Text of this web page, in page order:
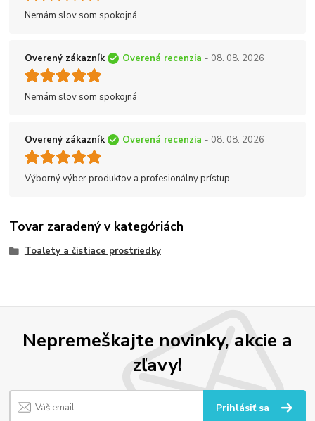
Nemám slov som spokojná
Overený zákazník Overená recenzia - 08. 08. 2026
Nemám slov som spokojná
Overený zákazník Overená recenzia - 08. 08. 2026
Výborný výber produktov a profesionálny prístup.
Tovar zaradený v kategóriách
Toalety a čistiace prostriedky
Nepremeškajte novinky, akcie a
zľavy!
Prihlásiť sa